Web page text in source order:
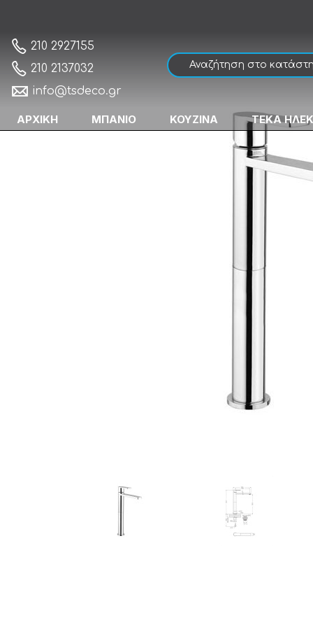
210 2927155
210 2137032
info@tsdeco.gr
ΑΡΧΙΚΗ ΜΠΑΝΙΟ ΚΟΥΖΙΝΑ ΤΕΚΑ